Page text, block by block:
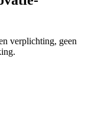
verplichting, geen